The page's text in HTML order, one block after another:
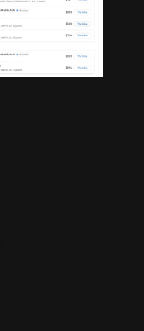
hôtels plus
les prix
leur
compétitifs
donner aux
plus de